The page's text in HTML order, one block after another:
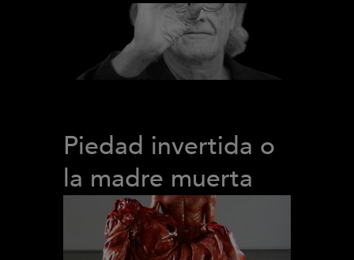
Piedad invertida o
la madre muerta